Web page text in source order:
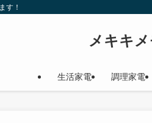
す！
メキキ
生活家電 調理家電